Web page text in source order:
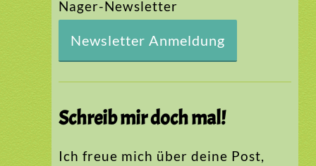
Nager-Newsletter
Newsletter Anmeldung
Schreib mir doch mal!
Ich freue mich über deine Post,